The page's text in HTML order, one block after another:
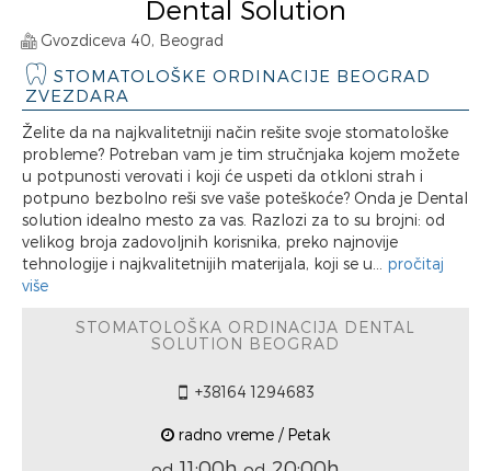
Dental Solution
Gvozdiceva 40, Beograd
STOMATOLOŠKE ORDINACIJE BEOGRAD
ZVEZDARA
Želite da na najkvalitetniji način rešite svoje stomatološke
probleme? Potreban vam je tim stručnjaka kojem možete
u potpunosti verovati i koji će uspeti da otkloni strah i
potpuno bezbolno reši sve vaše poteškoće? Onda je Dental
solution idealno mesto za vas. Razlozi za to su brojni: od
velikog broja zadovoljnih korisnika, preko najnovije
tehnologije i najkvalitetnijih materijala, koji se u... pročitaj
više
STOMATOLOŠKA ORDINACIJA DENTAL
SOLUTION BEOGRAD
+38164 1294683
radno vreme / Petak